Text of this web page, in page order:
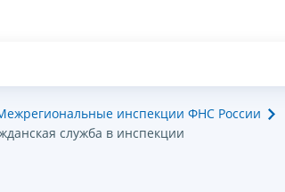
инспекции ФНС России
служба в инспекции